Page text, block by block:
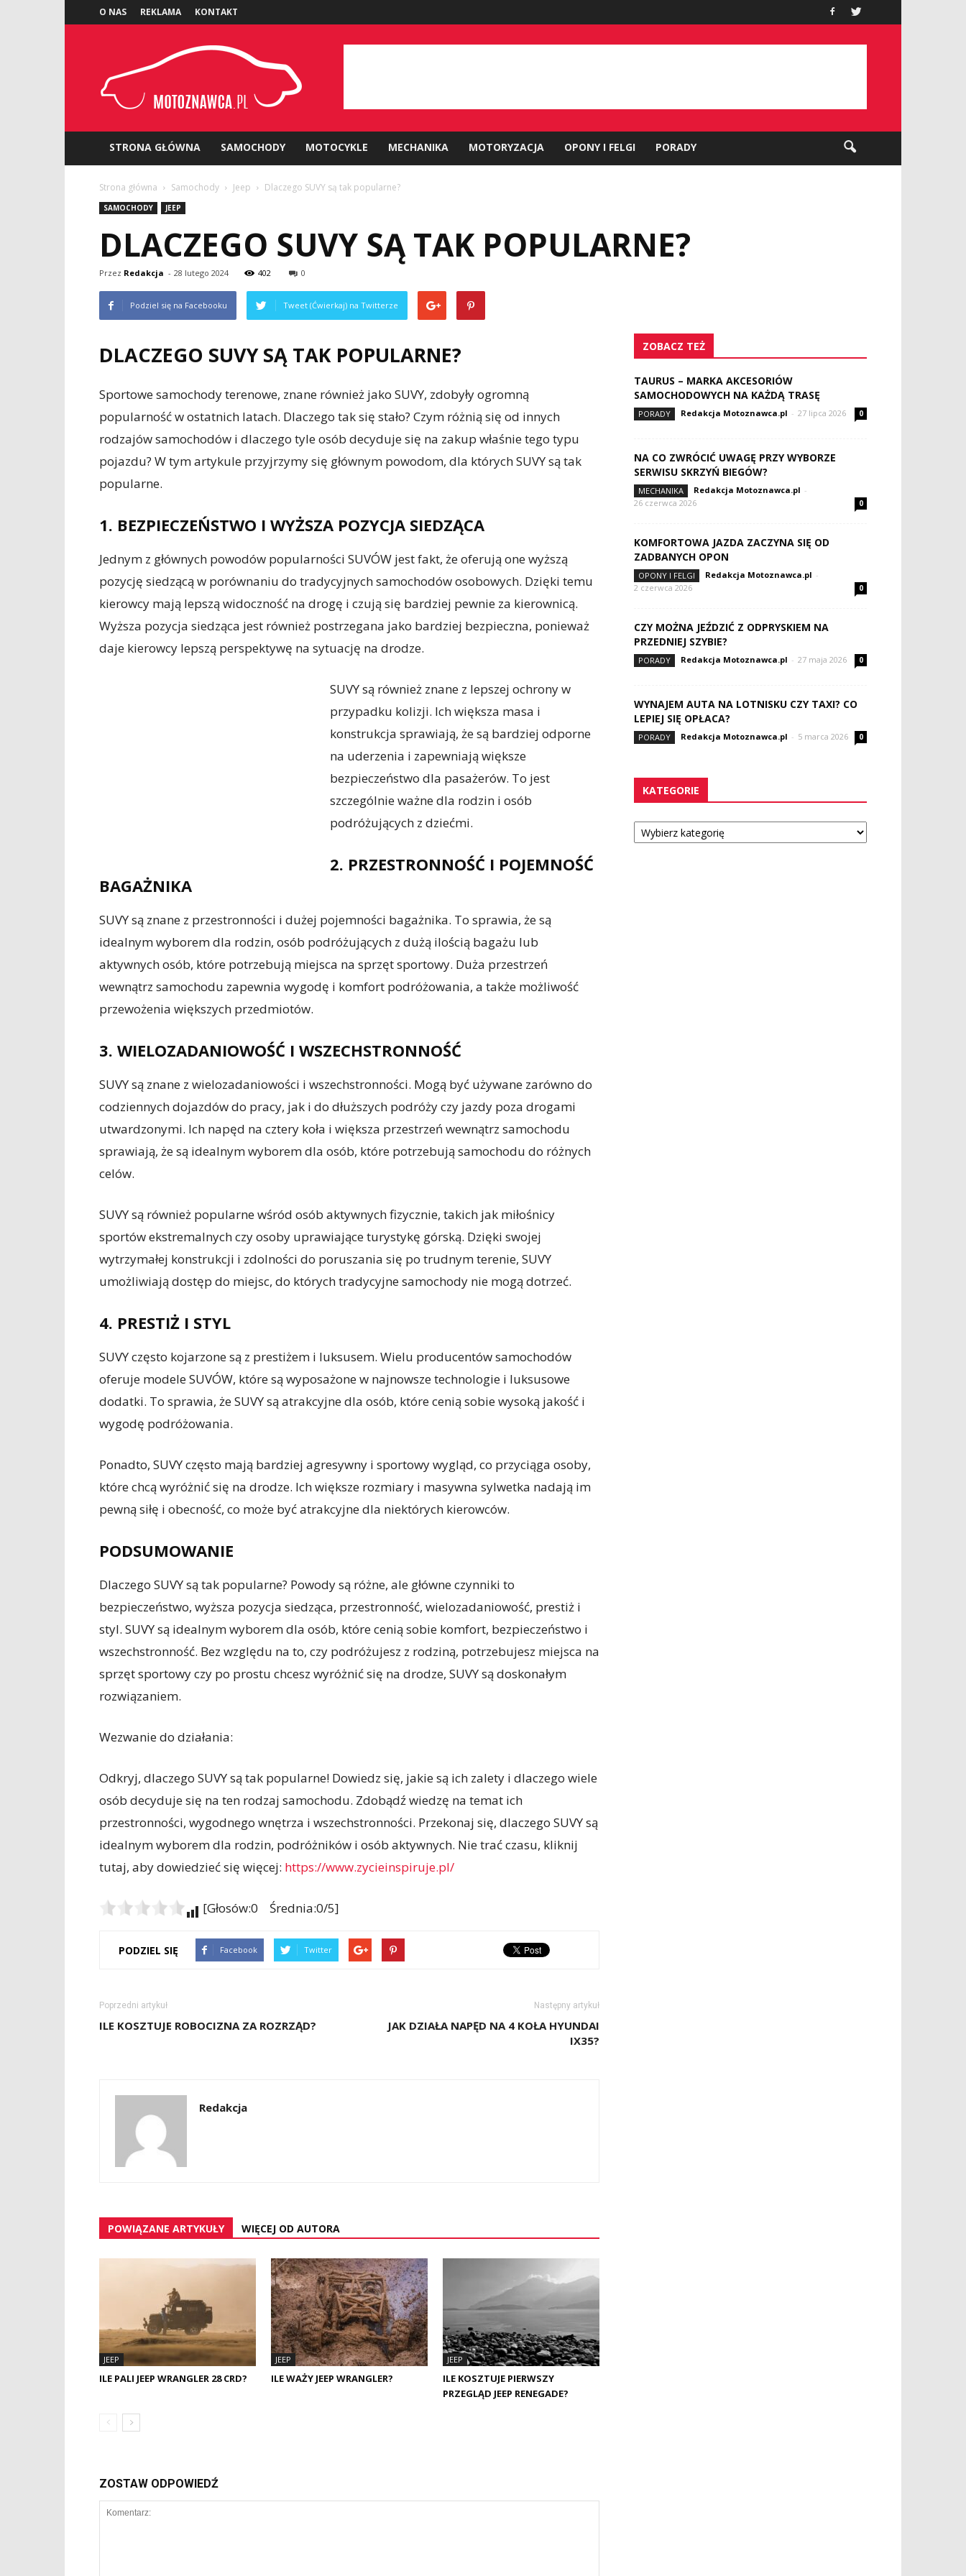
O NAS REKLAMA KONTAKT
STRONA GŁÓWNA SAMOCHODY MOTOCYKLE MECHANIKA MOTORYZACJA OPONY I FELGI PORADY
Strona główna Samochody Jeep Dlaczego SUVY są tak popularne?
SAMOCHODY JEEP
DLACZEGO SUVY SĄ TAK POPULARNE?
Przez Redakcja - 28 lutego 2024 402 0
Podziel się na Facebooku Tweet (Ćwierkaj) na Twitterze
DLACZEGO SUVY SĄ TAK POPULARNE?
Sportowe samochody terenowe, znane również jako SUVY, zdobyły ogromną
popularność w ostatnich latach. Dlaczego tak się stało? Czym różnią się od innych
rodzajów samochodów i dlaczego tyle osób decyduje się na zakup właśnie tego typu
pojazdu? W tym artykule przyjrzymy się głównym powodom, dla których SUVY są tak
popularne.
1. BEZPIECZEŃSTWO I WYŻSZA POZYCJA SIEDZĄCA
Jednym z głównych powodów popularności SUVÓW jest fakt, że oferują one wyższą
pozycję siedzącą w porównaniu do tradycyjnych samochodów osobowych. Dzięki temu
kierowcy mają lepszą widoczność na drogę i czują się bardziej pewnie za kierownicą.
Wyższa pozycja siedząca jest również postrzegana jako bardziej bezpieczna, ponieważ
daje kierowcy lepszą perspektywę na sytuację na drodze.
SUVY są również znane z lepszej ochrony w
przypadku kolizji. Ich większa masa i
konstrukcja sprawiają, że są bardziej odporne
na uderzenia i zapewniają większe
bezpieczeństwo dla pasażerów. To jest
szczególnie ważne dla rodzin i osób
podróżujących z dziećmi.
2. PRZESTRONNOŚĆ I POJEMNOŚĆ
BAGAŻNIKA
SUVY są znane z przestronności i dużej pojemności bagażnika. To sprawia, że są
idealnym wyborem dla rodzin, osób podróżujących z dużą ilością bagażu lub
aktywnych osób, które potrzebują miejsca na sprzęt sportowy. Duża przestrzeń
wewnątrz samochodu zapewnia wygodę i komfort podróżowania, a także możliwość
przewożenia większych przedmiotów.
3. WIELOZADANIOWOŚĆ I WSZECHSTRONNOŚĆ
SUVY są znane z wielozadaniowości i wszechstronności. Mogą być używane zarówno do
codziennych dojazdów do pracy, jak i do dłuższych podróży czy jazdy poza drogami
utwardzonymi. Ich napęd na cztery koła i większa przestrzeń wewnątrz samochodu
sprawiają, że są idealnym wyborem dla osób, które potrzebują samochodu do różnych
celów.
SUVY są również popularne wśród osób aktywnych fizycznie, takich jak miłośnicy
sportów ekstremalnych czy osoby uprawiające turystykę górską. Dzięki swojej
wytrzymałej konstrukcji i zdolności do poruszania się po trudnym terenie, SUVY
umożliwiają dostęp do miejsc, do których tradycyjne samochody nie mogą dotrzeć.
4. PRESTIŻ I STYL
SUVY często kojarzone są z prestiżem i luksusem. Wielu producentów samochodów
oferuje modele SUVÓW, które są wyposażone w najnowsze technologie i luksusowe
dodatki. To sprawia, że SUVY są atrakcyjne dla osób, które cenią sobie wysoką jakość i
wygodę podróżowania.
Ponadto, SUVY często mają bardziej agresywny i sportowy wygląd, co przyciąga osoby,
które chcą wyróżnić się na drodze. Ich większe rozmiary i masywna sylwetka nadają im
pewną siłę i obecność, co może być atrakcyjne dla niektórych kierowców.
PODSUMOWANIE
Dlaczego SUVY są tak popularne? Powody są różne, ale główne czynniki to
bezpieczeństwo, wyższa pozycja siedząca, przestronność, wielozadaniowość, prestiż i
styl. SUVY są idealnym wyborem dla osób, które cenią sobie komfort, bezpieczeństwo i
wszechstronność. Bez względu na to, czy podróżujesz z rodziną, potrzebujesz miejsca na
sprzęt sportowy czy po prostu chcesz wyróżnić się na drodze, SUVY są doskonałym
rozwiązaniem.
Wezwanie do działania:
Odkryj, dlaczego SUVY są tak popularne! Dowiedz się, jakie są ich zalety i dlaczego wiele
osób decyduje się na ten rodzaj samochodu. Zdobądź wiedzę na temat ich
przestronności, wygodnego wnętrza i wszechstronności. Przekonaj się, dlaczego SUVY są
idealnym wyborem dla rodzin, podróżników i osób aktywnych. Nie trać czasu, kliknij
tutaj, aby dowiedzieć się więcej: https://www.zycieinspiruje.pl/
[Głosów:0 Średnia:0/5]
PODZIEL SIĘ Facebook Twitter
Poprzedni artykuł
ILE KOSZTUJE ROBOCIZNA ZA ROZRZĄD?
Następny artykuł
JAK DZIAŁA NAPĘD NA 4 KOŁA HYUNDAI
IX35?
Redakcja
POWIĄZANE ARTYKUŁY WIĘCEJ OD AUTORA
JEEP
ILE PALI JEEP WRANGLER 28 CRD?
JEEP
ILE WAŻY JEEP WRANGLER?
JEEP
ILE KOSZTUJE PIERWSZY
PRZEGLĄD JEEP RENEGADE?
ZOSTAW ODPOWIEDŹ
ZOBACZ TEŻ
TAURUS – MARKA AKCESORIÓW
SAMOCHODOWYCH NA KAŻDĄ TRASĘ
PORADY Redakcja Motoznawca.pl - 27 lipca 2026 0
NA CO ZWRÓCIĆ UWAGĘ PRZY WYBORZE
SERWISU SKRZYŃ BIEGÓW?
MECHANIKA Redakcja Motoznawca.pl -
26 czerwca 2026
0
KOMFORTOWA JAZDA ZACZYNA SIĘ OD
ZADBANYCH OPON
OPONY I FELGI Redakcja Motoznawca.pl -
2 czerwca 2026
0
CZY MOŻNA JEŹDZIĆ Z ODPRYSKIEM NA
PRZEDNIEJ SZYBIE?
PORADY Redakcja Motoznawca.pl - 27 maja 2026 0
WYNAJEM AUTA NA LOTNISKU CZY TAXI? CO
LEPIEJ SIĘ OPŁACA?
PORADY Redakcja Motoznawca.pl - 5 marca 2026 0
KATEGORIE
Kategorie